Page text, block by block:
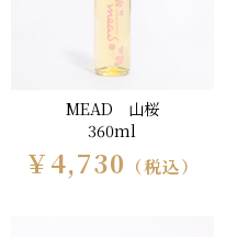
MEAD 山桜
360ml
￥4,730 （税込）